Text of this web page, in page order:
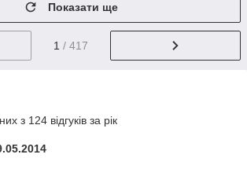
Показати ще
1 / 417
з 124 відгуків за рік